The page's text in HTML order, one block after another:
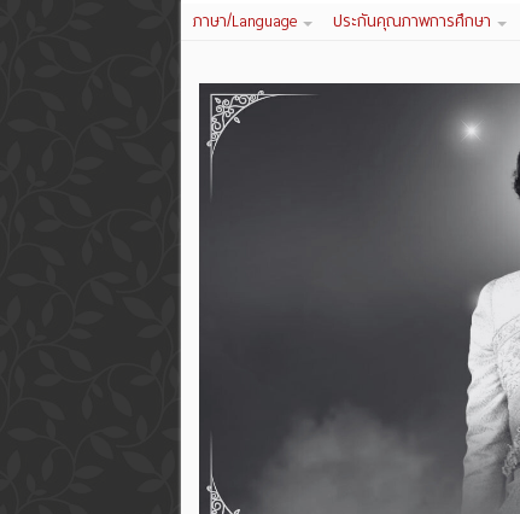
ภาษา/Language ประกันคุณภาพการศึกษา